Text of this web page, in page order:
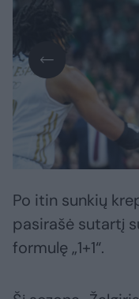
Po itin sunkių
pasirašė sutartį
formulę „1+1“.